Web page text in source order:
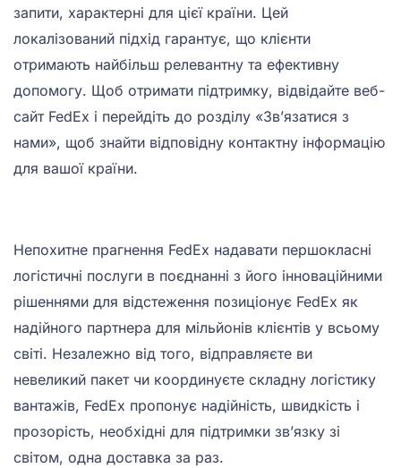
запити, характерні для цієї країни. Цей
локалізований підхід гарантує, що клієнти
отримають найбільш релевантну та ефективну
допомогу. Щоб отримати підтримку, відвідайте веб-
сайт FedEx і перейдіть до розділу «Зв’язатися з
нами», щоб знайти відповідну контактну інформацію
для вашої країни.
Непохитне прагнення FedEx надавати першокласні
логістичні послуги в поєднанні з його інноваційними
рішеннями для відстеження позиціонує FedEx як
надійного партнера для мільйонів клієнтів у всьому
світі. Незалежно від того, відправляєте ви
невеликий пакет чи координуєте складну логістику
вантажів, FedEx пропонує надійність, швидкість і
прозорість, необхідні для підтримки зв’язку зі
світом, одна доставка за раз.